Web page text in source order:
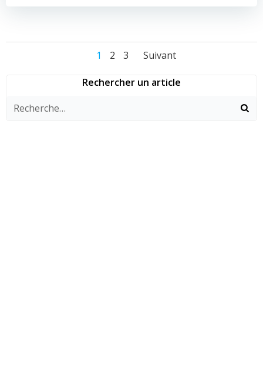
Navigation
des
Navigation
des
Page
1 Page
2 Page
3
Navigation
des
Suivant
Rechercher un article